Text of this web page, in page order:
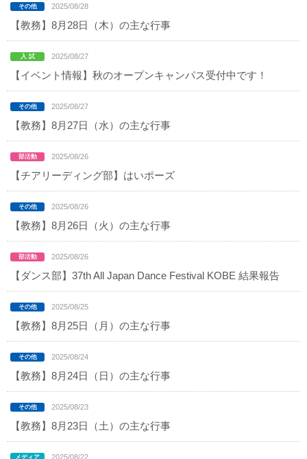
2025/08/28
【教務】8月28日（木）の主な行事
2025/08/27
【イベント情報】秋のオープンキャンパス受付中です！
2025/08/27
【教務】8月27日（水）の主な行事
2025/08/26
【チアリーディング部】はいポーズ
2025/08/26
【教務】8月26日（火）の主な行事
2025/08/26
【ダンス部】37th All Japan Dance Festival KOBE 結果報告
2025/08/25
【教務】8月25日（月）の主な行事
2025/08/24
【教務】8月24日（日）の主な行事
2025/08/23
【教務】8月23日（土）の主な行事
2025/08/22